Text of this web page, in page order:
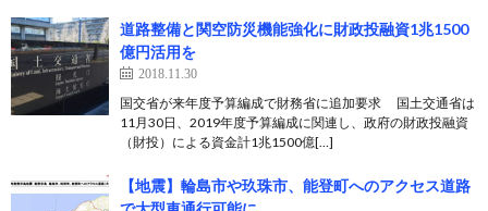
道路整備と関空防災機能強化に財政投融資1兆1500
億円活用を
2018.11.30
国交省が来年度予算編成で財務省に追加要求 国土交通省は
11月30日、2019年度予算編成に関連し、政府の財政投融資
（財投）による資金計1兆1500億[…]
【地震】輪島市や玖珠市、能登町へのアクセス道路